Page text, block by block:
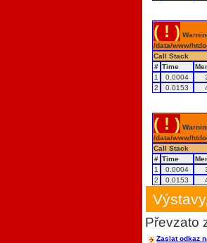
( ! )
/data/www/
Call Stack
# Time
1
0.0004
2
0.0153
( ! )
/data/www/
Call Stack
# Time
1
0.0004
2
0.0153
Převzato
Zaslat odkaz